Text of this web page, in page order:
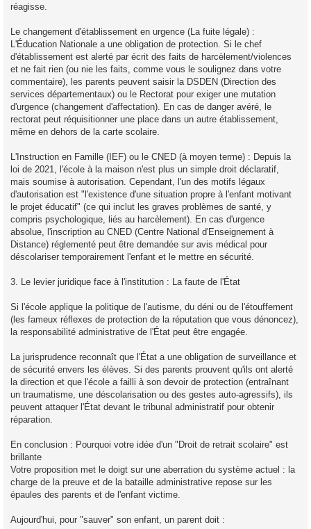
réagisse.
Le changement d'établissement en urgence (La fuite légale) :
L'Éducation Nationale a une obligation de protection. Si le chef
d'établissement est alerté par écrit des faits de harcèlement/violences
et ne fait rien (ou nie les faits, comme vous le soulignez dans votre
commentaire), les parents peuvent saisir la DSDEN (Direction des
services départementaux) ou le Rectorat pour exiger une mutation
d'urgence (changement d'affectation). En cas de danger avéré, le
rectorat peut réquisitionner une place dans un autre établissement,
même en dehors de la carte scolaire.
L'Instruction en Famille (IEF) ou le CNED (à moyen terme) : Depuis la
loi de 2021, l'école à la maison n'est plus un simple droit déclaratif,
mais soumise à autorisation. Cependant, l'un des motifs légaux
d'autorisation est "l'existence d'une situation propre à l'enfant motivant
le projet éducatif" (ce qui inclut les graves problèmes de santé, y
compris psychologique, liés au harcèlement). En cas d'urgence
absolue, l'inscription au CNED (Centre National d'Enseignement à
Distance) réglementé peut être demandée sur avis médical pour
déscolariser temporairement l'enfant et le mettre en sécurité.
3. Le levier juridique face à l'institution : La faute de l'État
Si l'école applique la politique de l'autisme, du déni ou de l'étouffement
(les fameux réflexes de protection de la réputation que vous dénoncez),
la responsabilité administrative de l'État peut être engagée.
La jurisprudence reconnaît que l'État a une obligation de surveillance et
de sécurité envers les élèves. Si des parents prouvent qu'ils ont alerté
la direction et que l'école a failli à son devoir de protection (entraînant
un traumatisme, une déscolarisation ou des gestes auto-agressifs), ils
peuvent attaquer l'État devant le tribunal administratif pour obtenir
réparation.
En conclusion : Pourquoi votre idée d'un "Droit de retrait scolaire" est
brillante
Votre proposition met le doigt sur une aberration du système actuel : la
charge de la preuve et de la bataille administrative repose sur les
épaules des parents et de l'enfant victime.
Aujourd'hui, pour "sauver" son enfant, un parent doit :